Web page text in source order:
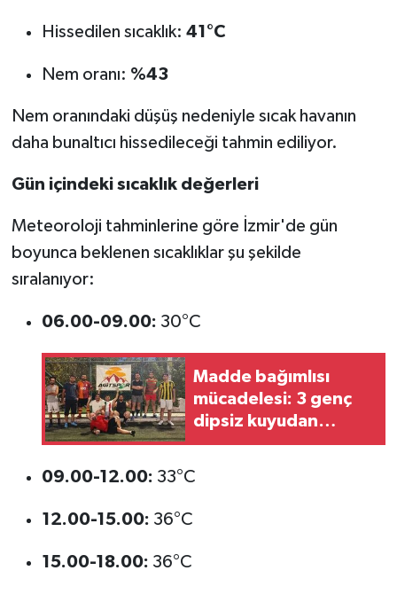
Hissedilen sıcaklık: 41°C
Nem oranı: %43
Nem oranındaki düşüş nedeniyle sıcak havanın
daha bunaltıcı hissedileceği tahmin ediliyor.
Gün içindeki sıcaklık değerleri
Meteoroloji tahminlerine göre İzmir'de gün
boyunca beklenen sıcaklıklar şu şekilde
sıralanıyor:
06.00-09.00: 30°C
Madde bağımlısı
mücadelesi: 3 genç
dipsiz kuyudan
kurtuldu
09.00-12.00: 33°C
12.00-15.00: 36°C
15.00-18.00: 36°C